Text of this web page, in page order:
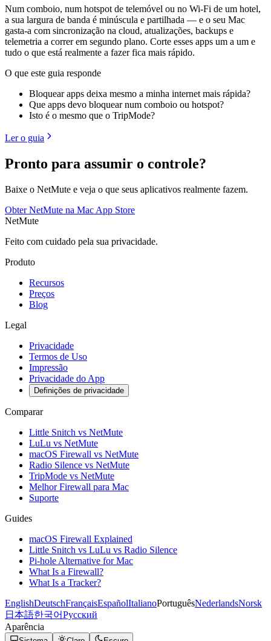
Num comboio, num hotspot de telemóvel ou no Wi-Fi de um hotel,
a sua largura de banda é minúscula e partilhada — e o seu Mac
gasta-a com sincronização na cloud, atualizações, backups e
telemetria a correr em segundo plano. Corte esses apps um a um e
tudo o que está realmente a fazer fica mais rápido.
O que este guia responde
Bloquear apps deixa mesmo a minha internet mais rápida?
Que apps devo bloquear num comboio ou hotspot?
Isto é o mesmo que o TripMode?
Ler o guia
Pronto para assumir o controle?
Baixe o NetMute e veja o que seus aplicativos realmente fazem.
Obter NetMute na Mac App Store
NetMute
Feito com cuidado pela sua privacidade.
Produto
Recursos
Preços
Blog
Legal
Privacidade
Termos de Uso
Impressão
Privacidade do App
Definições de privacidade
Comparar
Little Snitch vs NetMute
LuLu vs NetMute
macOS Firewall vs NetMute
Radio Silence vs NetMute
TripMode vs NetMute
Melhor Firewall para Mac
Suporte
Guides
macOS Firewall Explained
Little Snitch vs LuLu vs Radio Silence
Pi-hole Alternative for Mac
What Is a Firewall?
What Is a Tracker?
EnglishDeutschFrançaisEspañolItalianoPortuguêsNederlandsNorsk
日本語한국어Русский
Aparência